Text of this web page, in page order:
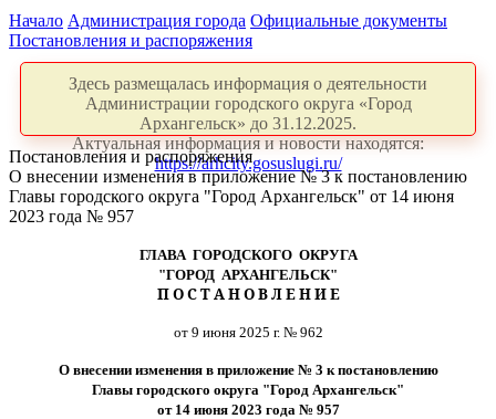
Начало Администрация города Официальные документы
Постановления и распоряжения
Здесь размещалась информация о деятельности
Администрации городского округа «Город
Архангельск» до 31.12.2025.
Актуальная информация и новости находятся:
https://arhcity.gosuslugi.ru/
Постановления и распоряжения
О внесении изменения в приложение № 3 к постановлению
Главы городского округа "Город Архангельск" от 14 июня
2023 года № 957
ГЛАВА ГОРОДСКОГО ОКРУГА
"ГОРОД АРХАНГЕЛЬСК"
П О С Т А Н О В Л Е Н И Е
от 9 июня 2025 г. № 962
О внесении изменения в приложение № 3 к постановлению
Главы городского округа "Город Архангельск"
от 14 июня 2023 года № 957